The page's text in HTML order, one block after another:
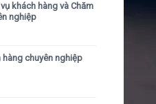
khách hàng và Chăm
nghiệp
hàng chuyên nghiệp